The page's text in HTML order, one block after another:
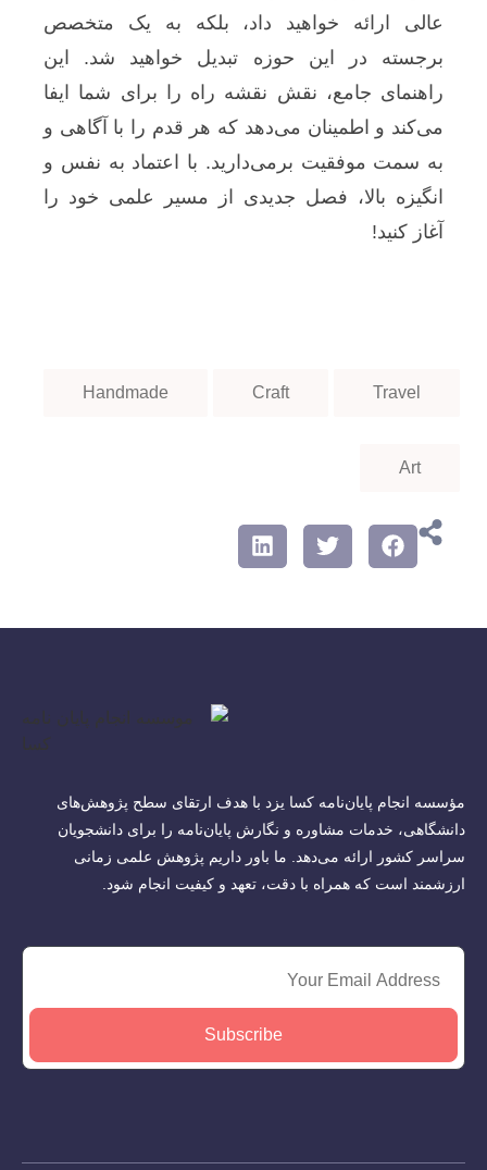
عالی ارائه خواهید داد، بلکه به یک متخصص
برجسته در این حوزه تبدیل خواهید شد. این
راهنمای جامع، نقش نقشه راه را برای شما ایفا
می‌کند و اطمینان می‌دهد که هر قدم را با آگاهی و
به سمت موفقیت برمی‌دارید. با اعتماد به نفس و
انگیزه بالا، فصل جدیدی از مسیر علمی خود را
آغاز کنید!
Travel
Craft
Handmade
Art
مؤسسه انجام پایان‌نامه کسا یزد با هدف ارتقای سطح پژوهش‌های
دانشگاهی، خدمات مشاوره و نگارش پایان‌نامه را برای دانشجویان
سراسر کشور ارائه می‌دهد. ما باور داریم پژوهش علمی زمانی
ارزشمند است که همراه با دقت، تعهد و کیفیت انجام شود.
Subscribe